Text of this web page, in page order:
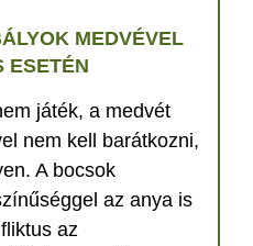
MEDVÉVEL
ESETÉN
játék, a medvét
nem kell barátkozni,
A bocsok
az anya is
az